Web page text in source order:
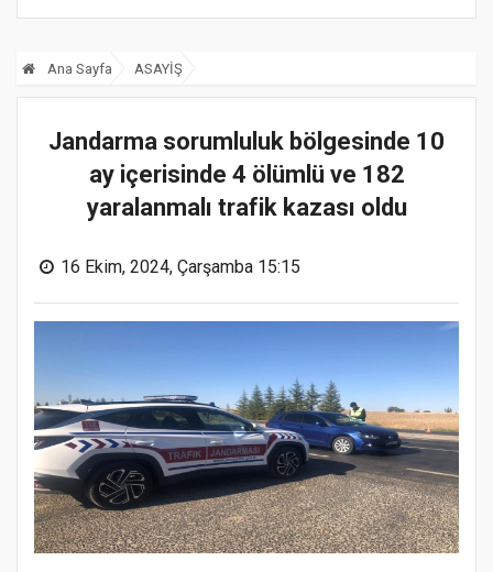
Ana Sayfa ASAYİŞ
Jandarma sorumluluk bölgesinde 10
ay içerisinde 4 ölümlü ve 182
yaralanmalı trafik kazası oldu
16 Ekim, 2024, Çarşamba 15:15